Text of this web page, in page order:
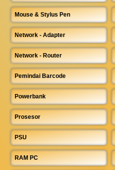
Mouse & Stylus Pen
Network - Adapter
Network - Router
Pemindai Barcode
Powerbank
Prosesor
PSU
RAM PC